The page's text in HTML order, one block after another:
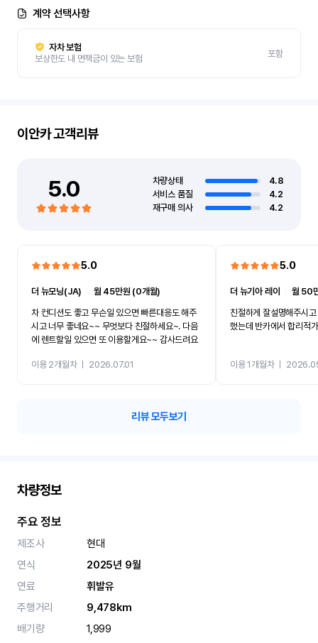
계약 선택사항
자차 보험
보상한도 내 면책금이 있는 보험
포함
이안카고객리뷰
5.0 차량상태
4.8
서비스 품질
4.2
재구매 의사
4.2
5.0
더 뉴모닝(JA)
월 45만원 (0개월)
차 컨디션도 좋고 무슨일 있으면 빠른대응도 해주
시고 너무 좋네요~~ 무엇보다 친절하세요~. 다음
에 렌트할일 있으면 또 이용할게요~~ 감사드려요
이용 2개월차ㅣ 2026.07.01
5.0
더 뉴기아 레이
월 50
친절하게 잘설명해주시
했는데 반카에서 합리적
이용 1개월차ㅣ
리뷰 모두보기
차량정보
주요 정보
제조사
현대
연식
2025년 9월
연료
휘발유
주행거리
9,478km
배기량
1,999